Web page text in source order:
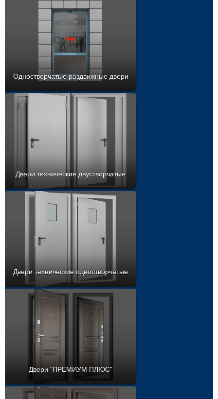
Одностворчатые раздвижные двери
Двери технические двустворчатые
Двери технические одностворчатые
Двери "ПРЕМИУМ ПЛЮС"